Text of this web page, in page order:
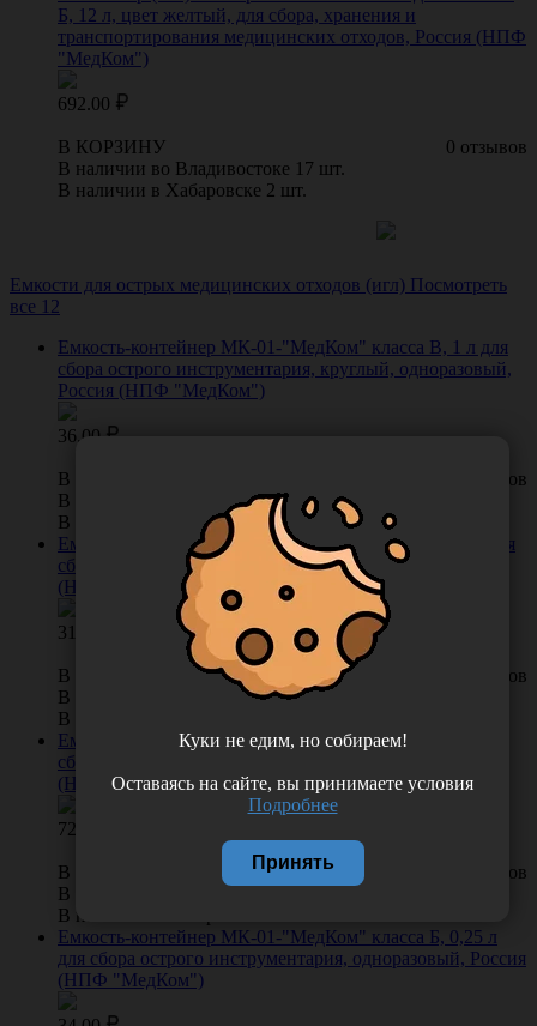
Б, 12 л, цвет желтый, для сбора, хранения и
транспортирования медицинских отходов, Россия (НПФ
"МедКом")
692.00
0 отзывов
В КОРЗИНУ
В наличии во Владивостоке 17 шт.
В наличии в Хабаровске 2 шт.
Емкости для острых медицинских отходов (игл) Посмотреть
все 12
Емкость-контейнер МК-01-"МедКом" класса В, 1 л для
сбора острого инструментария, круглый, одноразовый,
Россия (НПФ "МедКом")
36.00
0 отзывов
В КОРЗИНУ
В наличии во Владивостоке 31 шт.
В наличии в Хабаровске 0 шт.
Емкость-контейнер МК-01-"МедКом" класса Б, 10 л для
сбора острого инструментария, одноразовый, Россия
(НПФ "МедКом")
318.00
0 отзывов
В КОРЗИНУ
В наличии во Владивостоке 18 шт.
В наличии в Хабаровске 0 шт.
Емкость-контейнер МК-01-"МедКом" класса Б, 2 л для
сбора острого инструментария, одноразовый, Россия
(НПФ "МедКом")
72.00
0 отзывов
В КОРЗИНУ
В наличии во Владивостоке 82 шт.
В наличии в Хабаровске 11 шт.
Емкость-контейнер МК-01-"МедКом" класса Б, 0,25 л
для сбора острого инструментария, одноразовый, Россия
(НПФ "МедКом")
Куки не едим, но собираем!
Оставаясь на сайте, вы принимаете условия
Подробнее
Принять